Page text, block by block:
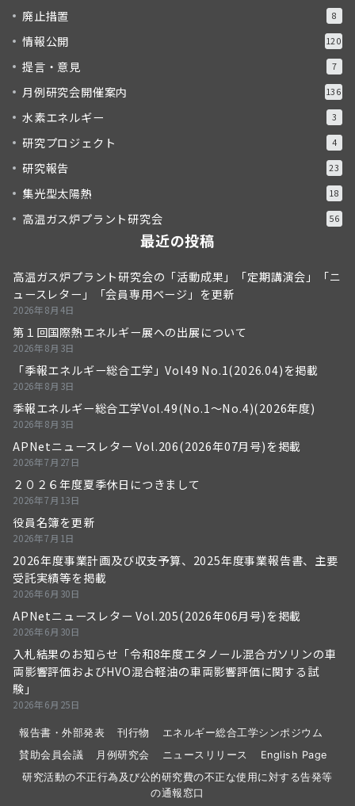
廃止措置 8
情報公開 120
提言・意見 7
月例研究会開催案内 136
水素エネルギー 3
研究プロジェクト 4
研究報告 23
集光型太陽熱 18
高温ガス炉プラント研究会 56
最近の投稿
高温ガス炉プラント研究会の「活動成果」「定期講演会」「ニ
ュースレター」「会員専用ページ」を更新
2026年8月4日
第１回国際熱エネルギー展への出展について
2026年8月3日
「季報エネルギー総合工学」Vol49 No.1(2026.04)を掲載
2026年8月3日
季報エネルギー総合工学Vol.49(No.1～No.4)(2026年度)
2026年8月3日
APNetニュースレター Vol.206(2026年07月号)を掲載
2026年7月27日
２０２６年度夏季休日につきまして
2026年7月13日
役員名簿を更新
2026年7月1日
2026年度事業計画及び収支予算、2025年度事業報告書、主要
受託実績等を掲載
2026年6月30日
APNetニュースレター Vol.205(2026年06月号)を掲載
2026年6月30日
入札結果のお知らせ「令和8年度エタノール混合ガソリンの車
両影響評価およびHVO混合軽油の車両影響評価に関する試
験」
2026年6月25日
報告書・外部発表 刊行物
エネルギー総合工学シンポジウム
賛助会員会議
月例研究会 ニュースリリース
English Page
研究活動の不正行為及び公的研究費の不正な使用に対する告発等
の通報窓口